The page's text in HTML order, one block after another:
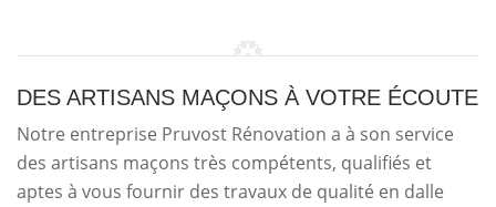
DES ARTISANS MAÇONS À VOTRE ÉCOUTE
Notre entreprise Pruvost Rénovation a à son service
des artisans maçons très compétents, qualifiés et
aptes à vous fournir des travaux de qualité en dalle